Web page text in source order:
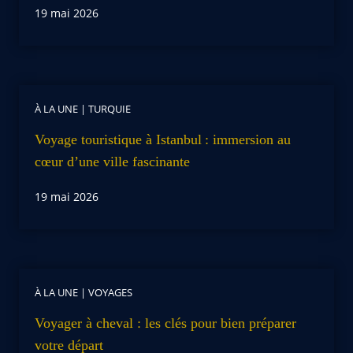
19 mai 2026
À LA UNE | TURQUIE
Voyage touristique à Istanbul : immersion au
cœur d’une ville fascinante
19 mai 2026
À LA UNE | VOYAGES
Voyager à cheval : les clés pour bien préparer
votre départ